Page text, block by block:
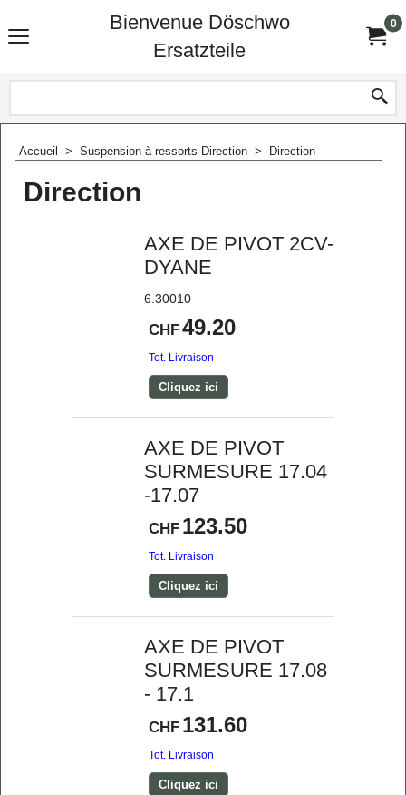
Bienvenue Döschwo
Ersatzteile
0
Accueil > Suspension à ressorts Direction > Direction
Direction
AXE DE PIVOT 2CV-
DYANE
6.30010
CHF49.20
Tot. Livraison
Cliquez ici
AXE DE PIVOT
SURMESURE 17.04
-17.07
CHF 123.50
Tot. Livraison
Cliquez ici
AXE DE PIVOT
SURMESURE 17.08
- 17.1
CHF 131.60
Tot. Livraison
Cliquez ici